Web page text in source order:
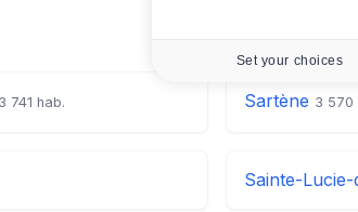
3 741 hab. Sartène 3 570
Sainte-
Set your choices